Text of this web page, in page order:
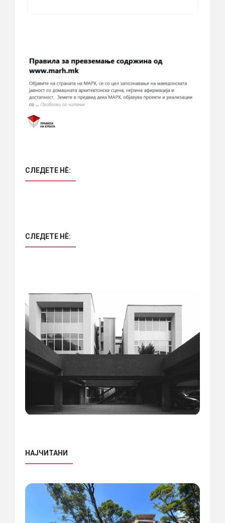
СЛЕДЕТЕ НÈ:
СЛЕДЕТЕ НÈ:
НАЈЧИТАНИ